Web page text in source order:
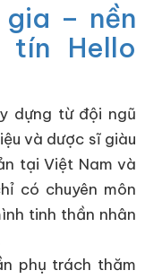
– nền
Hello
dựng từ đội ngũ
và dược sĩ giàu
tại Việt Nam và
có chuyên môn
tinh thần nhân
phụ trách thăm